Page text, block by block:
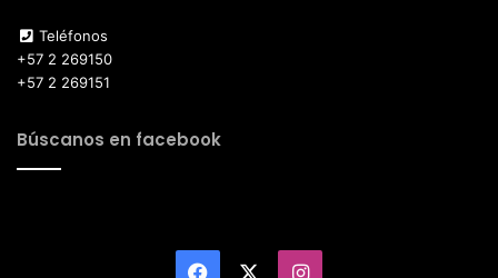
Teléfonos
+57 2 269150
+57 2 269151
Búscanos en facebook
Facebook Instagram